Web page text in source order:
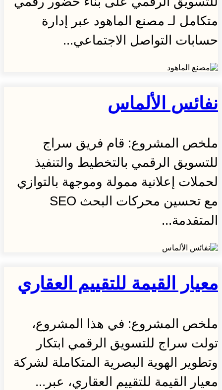
متكامل لـ مصنع الماهود عبر إدارة
حسابات التواصل الاجتماعي...
نفائس الألماس
ملخص المشروع: قام فريق سراج
للتسويق الرقمي بالتخطيط والتنفيذ
لحملات إعلانية ممولة وموجهة بالتوازي
مع تحسين محركات البحث SEO
المتقدمة...
معيار القيمة للتقييم العقاري
ملخص المشروع: في هذا المشروع،
تولت سراج للتسويق الرقمي ابتكار
وتطوير الهوية البصرية المتكاملة لشركة
معيار القيمة للتقييم العقاري، عبر...